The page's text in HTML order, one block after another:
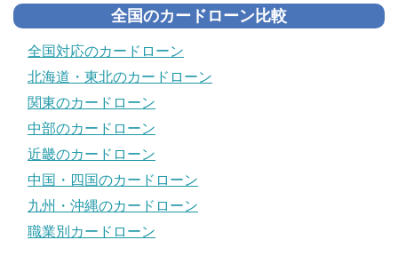
全国のカードローン比較
全国対応のカードローン
北海道・東北のカードローン
関東のカードローン
中部のカードローン
近畿のカードローン
中国・四国のカードローン
九州・沖縄のカードローン
職業別カードローン